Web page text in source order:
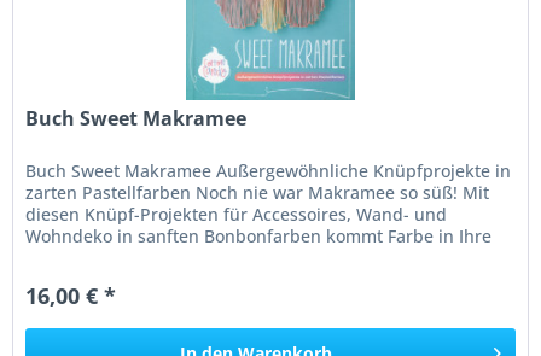
Buch Sweet Makramee
Buch Sweet Makramee Außergewöhnliche Knüpfprojekte in
zarten Pastellfarben Noch nie war Makramee so süß! Mit
diesen Knüpf-Projekten für Accessoires, Wand- und
Wohndeko in sanften Bonbonfarben kommt Farbe in Ihre
16,00 € *